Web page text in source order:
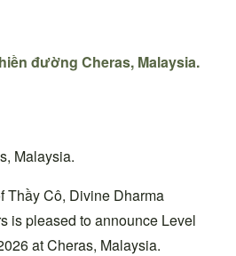
đường Cheras, Malaysia.
Malaysia.
Thầy Cô, Divine Dharma
is pleased to announce Level
at Cheras, Malaysia.